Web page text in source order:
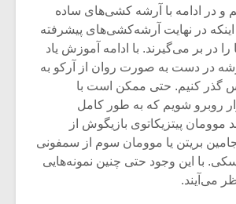
در ادامه با آرشه کشی‌های ساده
اینکه در نهایت آرشه‌کشی‌های پیشرفته
در بر می‌گیرند. با ادامه آموزش یاد
در دست به صورت روان از آرکو به
گذر کنیم. حتی ممکن است با
روبرو شویم که به طور کامل
موومان پیتزیکاتوی بازیگوش از
بریتن یا موومان سوم از سمفونی
با این وجود حتی چنین نمونه‌هایی
می‌آیند.